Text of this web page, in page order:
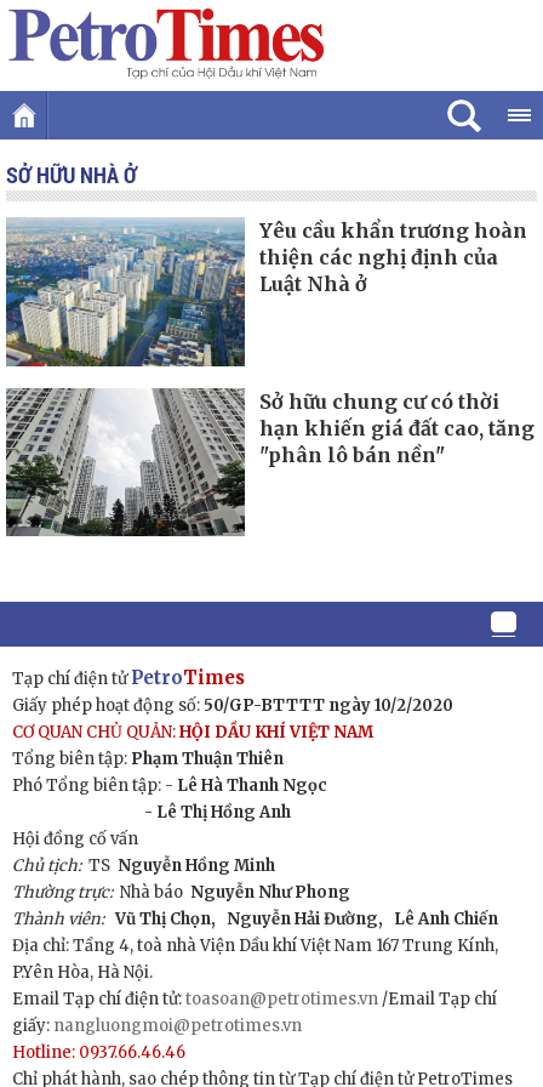
SỞ HỮU NHÀ Ở
Yêu cầu khẩn trương hoàn
thiện các nghị định của
Luật Nhà ở
Sở hữu chung cư có thời
hạn khiến giá đất cao, tăng
"phân lô bán nền"
Tạp chí điện tửPetroTimes
Giấy phép hoạt động số: 50/GP-BTTTT ngày 10/2/2020
CƠ QUAN CHỦ QUẢN:HỘI DẦU KHÍ VIỆT NAM
Tổng biên tập: Phạm Thuận Thiên
Phó Tổng biên tập: - Lê Hà Thanh Ngọc
- Lê Thị Hồng Anh
Hội đồng cố vấn
Chủ tịch:TS Nguyễn Hồng Minh
Thường trực: Nhà báo Nguyễn Như Phong
Thành viên: Vũ Thị Chọn, Nguyễn Hải Đường,
Lê Anh Chiến
Địa chỉ: Tầng 4, toà nhà Viện Dầu khí Việt Nam 167 Trung Kính,
P.Yên Hòa, Hà Nội.
Email Tạp chí điện tử:toasoan@petrotimes.vn /Email Tạp chí
giấy: nangluongmoi@petrotimes.vn
Hotline: 0937.66.46.46
Chỉ phát hành, sao chép thông tin từ Tạp chí điện tử PetroTimes